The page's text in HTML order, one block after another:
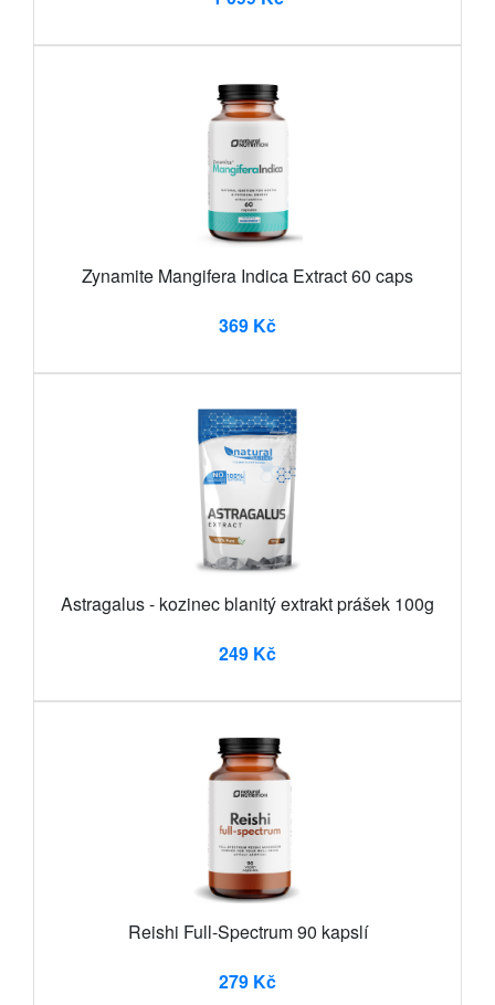
Zynamite Mangifera Indica Extract 60 caps
369 Kč
Astragalus - kozinec blanitý extrakt prášek 100g
249 Kč
Reishi Full-Spectrum 90 kapslí
279 Kč